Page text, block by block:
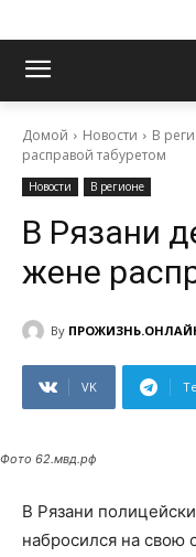
Домой Новости В
расправой табуретом
Новости В регионе
В Рязани
жене
By
VK
Фото 62.мвд.рф
В Рязани
набросился на свою